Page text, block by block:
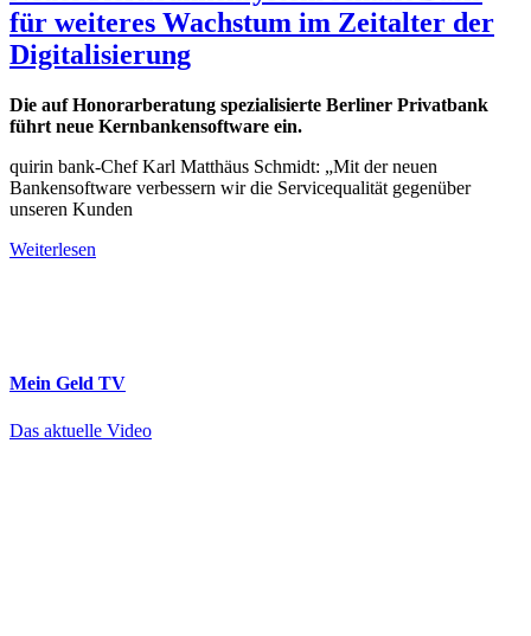
für weiteres Wachstum im Zeitalter der
Digitalisierung
Die auf Honorarberatung spezialisierte Berliner Privatbank
führt neue Kernbankensoftware ein.
quirin bank-Chef Karl Matthäus Schmidt: „Mit der neuen
Bankensoftware verbessern wir die Servicequalität gegenüber
unseren Kunden
Weiterlesen
Mein Geld TV
Das aktuelle Video